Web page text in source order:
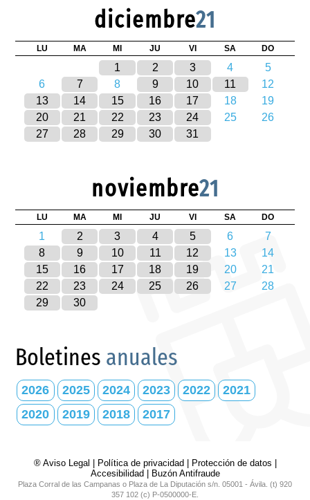
diciembre21
LU MA MI JU VI SA DO
1 2 3 4
5
6
7 8 9 10 11
12
13
14 15 16 17 18
19
20
21 22 23 24 25
26
27
28 29 30 31
noviembre21
LU MA MI JU VI SA DO
1 2 3 4 5 6
7
8
9 10 11 12 13
14
15
16 17 18 19 20
21
22
23 24 25 26 27
28
29
30
Boletines anuales
2026 2025 2024 2023 2022
2021
2020
2019 2018 2017
® Aviso Legal | Política de privacidad| Protección de datos |
Accesibilidad| Buzón Antifraude
Plaza Corral de las Campanas o Plaza de La Diputación s/n. 05001 - Ávila. (t) 920
357 102 (c) P-0500000-E.